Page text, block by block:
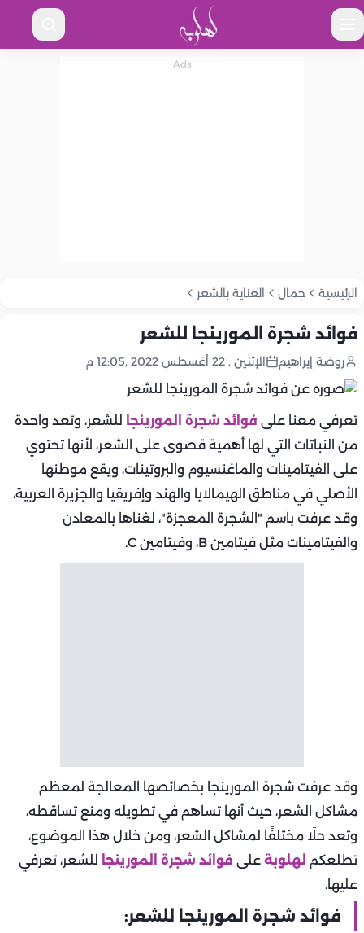
الرئيسية جمال العناية بالشعر
فوائد شجرة المورينجا للشعر
روضة إبراهيم الإثنين , 22 أغسطس 2022 ,12:05 م
تعرفي معنا على فوائد شجرة المورينجا للشعر، وتعد واحدة
من النباتات التي لها أهمية قصوى على الشعر، لأنها تحتوي
على الفيتامينات والماغنسيوم والبروتينات، ويقع موطنها
الأصلي في مناطق الهيمالايا والهند وإفريقيا والجزيرة العربية،
وقد عرفت باسم "الشجرة المعجزة"، لغناها بالمعادن
والفيتامينات مثل فيتامين B، وفيتامين C.
وقد عرفت شجرة المورينجا بخصائصها المعالجة لمعظم
مشاكل الشعر، حيث أنها تساهم في تطويله ومنع تساقطه،
وتعد حلًا مختلفًا لمشاكل الشعر، ومن خلال هذا الموضوع،
تطلعكم لهلوبة على فوائد شجرة المورينجا للشعر، تعرفي
عليها.
فوائد شجرة المورينجا للشعر: